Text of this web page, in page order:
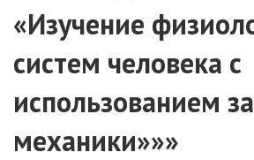
«Изучение
систем человека с
использованием
механики»»»